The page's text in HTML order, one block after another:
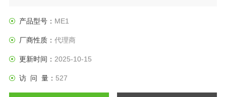
产品型号： ME1
厂商性质： 代理商
更新时间： 2025-10-15
访 问 量： 527